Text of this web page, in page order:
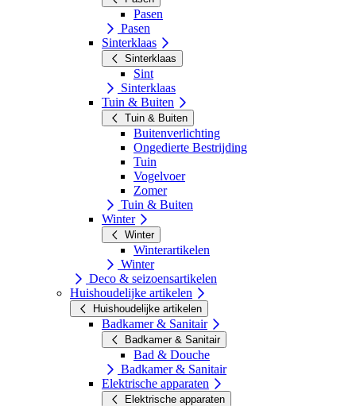
Pasen
Pasen
Sinterklaas
Sinterklaas
Sint
Sinterklaas
Tuin & Buiten
Tuin & Buiten
Buitenverlichting
Ongedierte Bestrijding
Tuin
Vogelvoer
Zomer
Tuin & Buiten
Winter
Winter
Winterartikelen
Winter
Deco & seizoensartikelen
Huishoudelijke artikelen
Huishoudelijke artikelen
Badkamer & Sanitair
Badkamer & Sanitair
Bad & Douche
Badkamer & Sanitair
Elektrische apparaten
Elektrische apparaten